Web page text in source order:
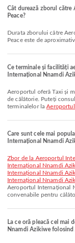
Cât durează zborul
Peace?
Durata zborului către Aeroportul Internațional Nnamdi Azikiwe (ABV) cu Air
Peace este de
Ce terminale și facilități
Internațional Nnamdi
Aeroportul oferă Taxi și multe alte facilități pentru a vă îmbunătăți experiența
de călătorie. Puteți
terminalelor la
Care sunt cele mai
Internațional Nnamdi
zbor de la Aeroportul Internațional Murtala Muhammed la Aeroportul
Internațional Nnamdi
Internațional Nnamdi
Internațional Nnamdi
Aeroportul Internațional
convenabile pentru
La ce oră pleacă cel mai
Nnamdi Azikiwe folosind